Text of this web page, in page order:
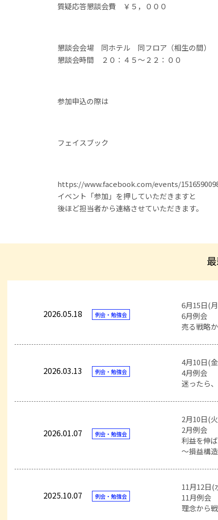
質疑応答懇談会費 ￥５，０００
懇談会会場 同ホテル 同フロア（相生の間）
懇談会時間 ２０：４５～２２：００
参加申込の際は
フェイスブック
https://www.facebook.com/events/
イベント「参加」を押していただきますと
後ほど担当者から連絡させていただきます。
2026.05.18 例会・勉強会
6月15日(
6月例会
売る戦略
2026.03.13 例会・勉強会
4月10日(
4月例会
迷ったら
2026.01.07 例会・勉強会
2月10日(
2月例会
利益を伸
～損益構
2025.10.07 例会・勉強会
11月12日(
11月例会
理念から